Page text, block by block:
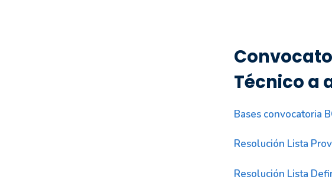
Técnico a
Bases convocatoria
Resolución Lista
Resolución Lista